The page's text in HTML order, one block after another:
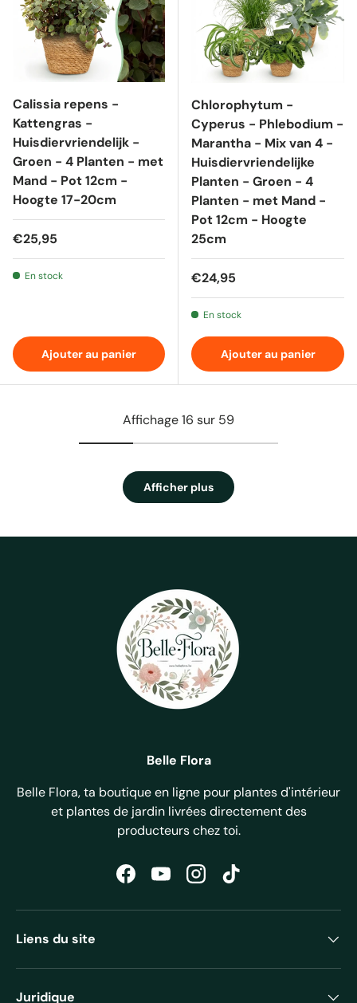
Calissia repens -
Kattengras -
Huisdiervriendelijk -
Groen - 4 Planten - met
Mand - Pot 12cm -
Hoogte 17-20cm
Prix habituel
€25,95
En stock
Ajouter au panier
Chlorophytum -
Cyperus - Phlebodium -
Marantha - Mix van 4 -
Huisdiervriendelijke
Planten - Groen - 4
Planten - met Mand -
Pot 12cm - Hoogte
25cm
Prix habituel
€24,95
En stock
Ajouter au panier
Affichage 16 sur 59
Afficher plus
Belle Flora
Belle Flora, ta boutique en ligne pour plantes d'intérieur
et plantes de jardin livrées directement des
producteurs chez toi.
FacebookYouTubeInstagramTikTok
Liens du site
Juridique